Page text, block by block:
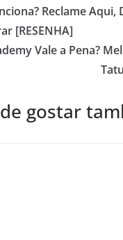
Reclame Aqui,
[RESENHA]
Vale a Pena?
gostar